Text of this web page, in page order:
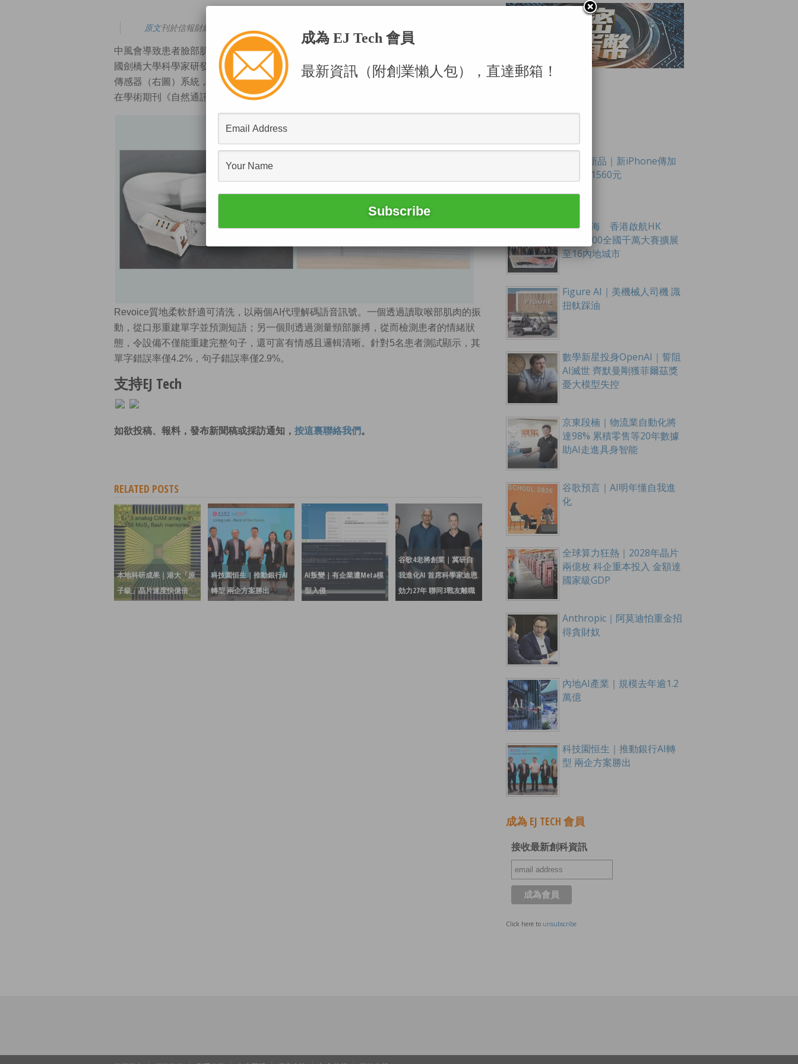
原文刊於信報財經新聞「
中風會導致患者臉部肌肉及聲帶無力，難以流利及清晰地說話。針對這常見後遺症，英
國劍橋大學科學家研發智能頸圈Revoice（左圖），當中採用人工智能（AI）驅動的喉部
傳感器（右圖）系統，以及輕量級的大型語言模型，幫助患者更自然地溝通；論文發表
在學術期刊《自然通訊》。
Revoice質地柔軟舒適可清洗，以兩個AI代理解碼語音訊號。一個透過讀取喉部肌肉的振
動，從口形重建單字並預測短語；另一個則透過測量頸部脈搏，從而檢測患者的情緒狀
態，令設備不僅能重建完整句子，還可富有情感且邏輯清晰。針對5名患者測試顯示，其
單字錯誤率僅4.2%，句子錯誤率僅2.9%。
支持EJ Tech
如欲投稿、報料，發布新聞稿或採訪通知， 按這裏聯絡我們 。
RELATED POSTS
本地科研成果｜港大「原
子級」晶片速度快億倍
科技園恒生｜推動銀行AI
轉型 兩企方案勝出
AI叛變｜有企業遭Meta模
型入侵
谷歌4老將創業｜冀研自
我進化AI 首席科學家迪恩
効力27年 聯同3戰友離職
POPULAR POSTS
Apple新品｜新iPhone傳加
價最多1560元
創科出海 香港啟航HK
Tech 300全國千萬大賽擴展
至16內地城市
Figure AI｜美機械人司機 識
扭軚踩油
數學新星投身OpenAI｜誓阻
AI滅世 齊默曼剛獲菲爾茲獎
憂大模型失控
京東段楠｜物流業自動化將
達98% 累積零售等20年數據
助AI走進具身智能
谷歌預言｜AI明年懂自我進
化
全球算力狂熱｜2028年晶片
兩億枚 科企重本投入 金額達
國家級GDP
Anthropic｜阿莫迪怕重金招
得貪財奴
內地AI產業｜規模去年逾1.2
萬億
科技園恒生｜推動銀行AI轉
型 兩企方案勝出
成為 EJ TECH 會員
接收最新創科資訊
Click here to unsubscribe
成為 EJ Tech 會員
最新資訊（附創業懶人包），直達郵箱！